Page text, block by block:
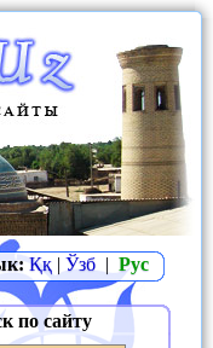
Ққ | Ўзб | Рус
по сайту